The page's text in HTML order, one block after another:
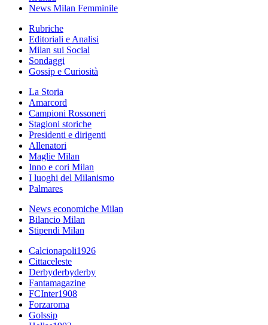
News Milan Femminile
Rubriche
Editoriali e Analisi
Milan sui Social
Sondaggi
Gossip e Curiosità
La Storia
Amarcord
Campioni Rossoneri
Stagioni storiche
Presidenti e dirigenti
Allenatori
Maglie Milan
Inno e cori Milan
I luoghi del Milanismo
Palmares
News economiche Milan
Bilancio Milan
Stipendi Milan
Calcionapoli1926
Cittaceleste
Derbyderbyderby
Fantamagazine
FCInter1908
Forzaroma
Golssip